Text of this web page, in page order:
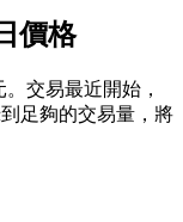
價格
交易最近開始，
足夠的交易量，將